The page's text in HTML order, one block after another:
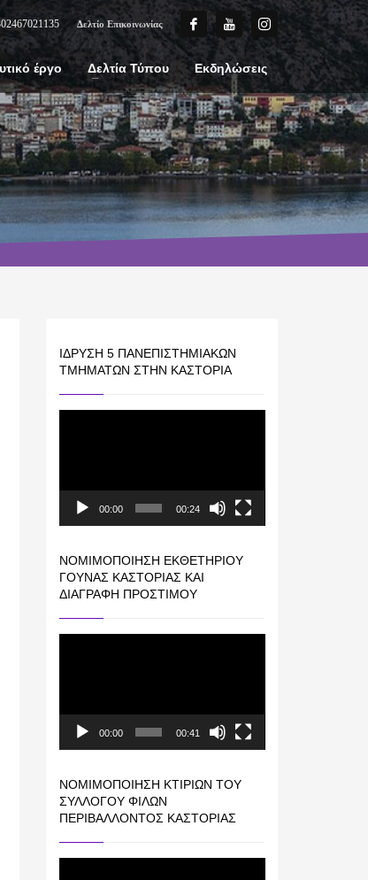
Δελτίο Επικοινωνίας
έργο Δελτία Τύπου Εκδηλώσεις
ΊΔΡΥΣΗ 5 ΠΑΝΕΠΙΣΤΗΜΙΑΚΏΝ
ΤΜΗΜΆΤΩΝ ΣΤΗΝ ΚΑΣΤΟΡΙΆ
00:00 00:24
ΝΟΜΙΜΟΠΟΊΗΣΗ ΕΚΘΕΤΗΡΊΟΥ
ΓΟΎΝΑΣ ΚΑΣΤΟΡΙΆΣ ΚΑΙ
ΔΙΑΓΡΑΦΉ ΠΡΟΣΤΊΜΟΥ
00:00 00:41
ΝΟΜΙΜΟΠΟΊΗΣΗ ΚΤΙΡΊΩΝ ΤΟΥ
ΣΥΛΛΌΓΟΥ ΦΊΛΩΝ
ΠΕΡΙΒΆΛΛΟΝΤΟΣ ΚΑΣΤΟΡΙΆΣ